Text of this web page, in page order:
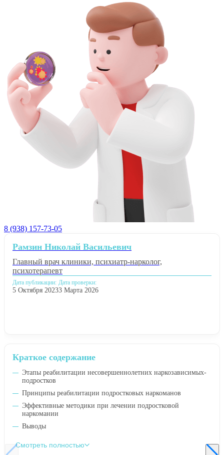
8 (938) 157-73-05
Краткое содержание
Этапы реабилитации несовершеннолетних наркозависимых-
подростков
Принципы реабилитации подростковых наркоманов
Эффективные методики при лечении подростковой
наркомании
Выводы
Смотреть полностью
Рамзин Николай Васильевич
Главный врач клиники, психиатр-нарколог,
психотерапевт
Дата публикации:
5 Октября 2023
Дата проверки:
3 Марта 2026